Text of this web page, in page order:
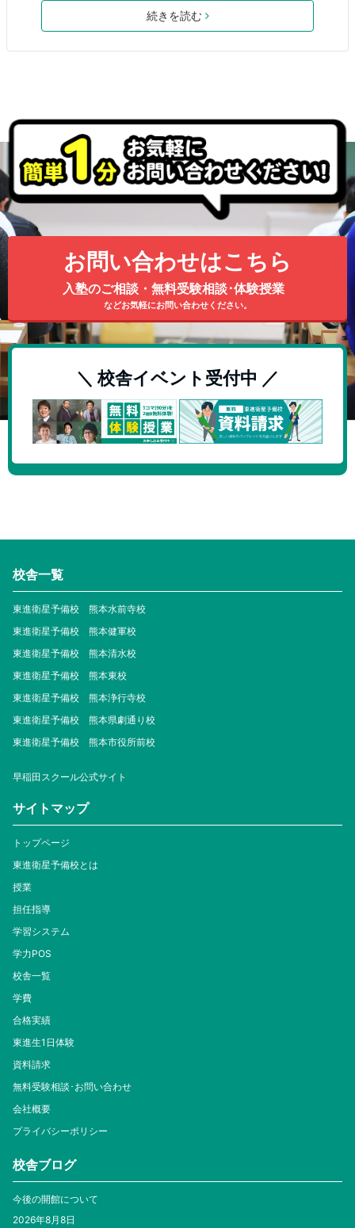
続きを読む
お問い合わせはこちら
入塾のご相談・無料受験相談･体験授業
などお気軽にお問い合わせください。
＼ 校舎イベント受付中 ／
校舎一覧
東進衛星予備校 熊本水前寺校
東進衛星予備校 熊本健軍校
東進衛星予備校 熊本清水校
東進衛星予備校 熊本東校
東進衛星予備校 熊本浄行寺校
東進衛星予備校 熊本県劇通り校
東進衛星予備校 熊本市役所前校
早稲田スクール公式サイト
サイトマップ
トップページ
東進衛星予備校とは
授業
担任指導
学習システム
学力POS
校舎一覧
学費
合格実績
東進生1日体験
資料請求
無料受験相談･お問い合わせ
会社概要
プライバシーポリシー
校舎ブログ
今後の開館について
2026年8月8日